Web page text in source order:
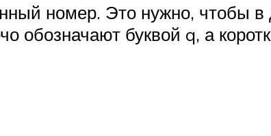
номер. Это нужно, чтобы
обозначают буквой q, а